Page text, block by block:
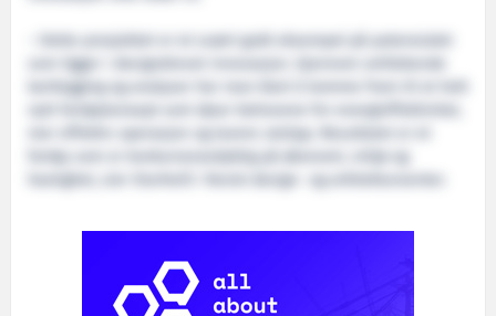
– Dette prosjektet er et svært godt eksempel på potensialet
som ligger i designdrevet innovasjon. Gjennom omfattende
kartlegging og analyser har man klart å komme fram til et helt
nytt fartøykonsept som løser behovene for energieffektivitet,
mer effektiv operasjon og lavere utslipp. Resultatet er et
fartøy som er konkurransedyktig på økonomi, miljø og
hastighet, sier Storheill i Norsk design- og arkitektursenter.